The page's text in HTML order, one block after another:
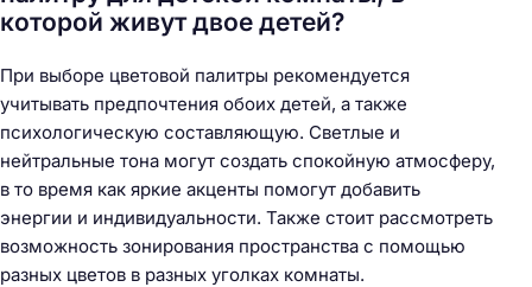
которой живут двое детей?
При выборе цветовой палитры рекомендуется
учитывать предпочтения обоих детей, а также
психологическую составляющую. Светлые и
нейтральные тона могут создать спокойную атмосферу,
в то время как яркие акценты помогут добавить
энергии и индивидуальности. Также стоит рассмотреть
возможность зонирования пространства с помощью
разных цветов в разных уголках комнаты.